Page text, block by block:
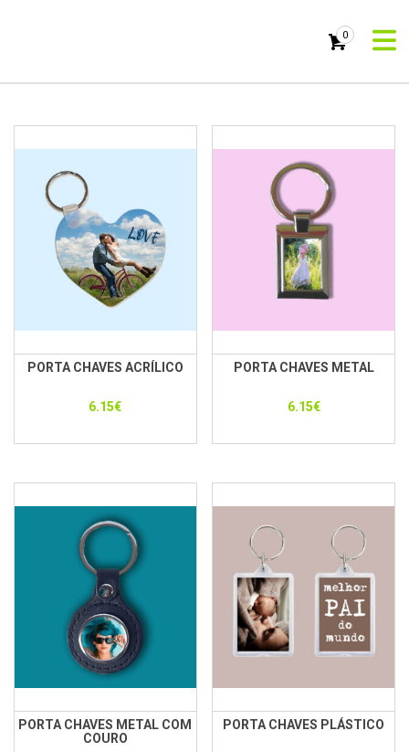
0
PORTA CHAVES ACRÍLICO
6.15€
PORTA CHAVES METAL
6.15€
PORTA CHAVES METAL COM
COURO
PORTA CHAVES PLÁSTICO